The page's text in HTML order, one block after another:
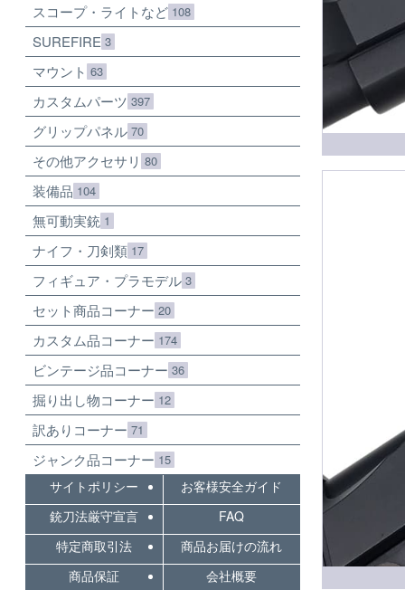
スコープ・ライトなど 108
SUREFIRE 3
マウント 63
カスタムパーツ 397
グリップパネル 70
その他アクセサリ 80
装備品 104
無可動実銃 1
ナイフ・刀剣類 17
フィギュア・プラモデル 3
セット商品コーナー 20
カスタム品コーナー 174
ビンテージ品コーナー 36
掘り出し物コーナー 12
訳ありコーナー 71
ジャンク品コーナー 15
サイトポリシー
お客様安全ガイド
銃刀法厳守宣言
FAQ
特定商取引法
商品お届けの流れ
商品保証
会社概要